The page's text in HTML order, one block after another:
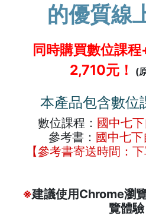
的優質線
同時購買數位課
2,710元！
(
本產品包含數位
數位課程： 國中七下
參考書： 國中七
【參考書寄送時間：
※建議使用Chrome瀏
覽體驗